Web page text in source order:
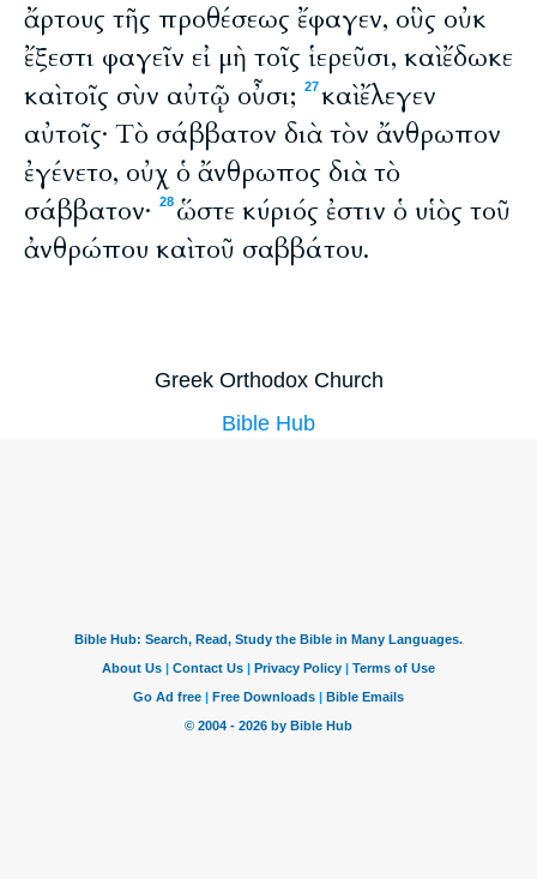
ἄρτους τῆς προθέσεως ἔφαγεν, οὓς οὐκ
ἔξεστι φαγεῖν εἰ μὴ τοῖς ἱερεῦσι, καὶ ἔδωκε
καὶ τοῖς σὺν αὐτῷ οὖσι;
27καὶ ἔλεγεν
αὐτοῖς· Τὸ σάββατον διὰ τὸν ἄνθρωπον
ἐγένετο, οὐχ ὁ ἄνθρωπος διὰ τὸ
σάββατον·
28 ὥστε κύριός ἐστιν ὁ υἱὸς τοῦ
ἀνθρώπου καὶ τοῦ σαββάτου.
Greek Orthodox Church
Bible Hub